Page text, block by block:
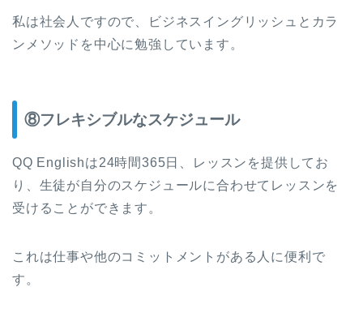
私は社会人ですので、ビジネスイングリッシュとカラ
ンメソッドを中心に勉強しています。
⑧フレキシブルなスケジュール
QQ Englishは24時間365日、レッスンを提供してお
り、生徒が自分のスケジュールに合わせてレッスンを
受けることができます。
これは仕事や他のコミットメントがある人に便利で
す。